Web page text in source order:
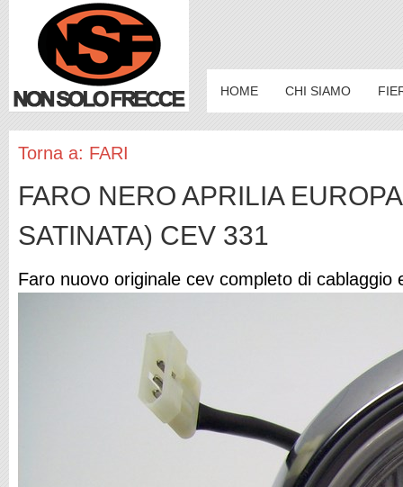
HOME CHI SIAMO
Torna a: FARI
FARO NERO APRILIA
SATINATA) CEV 331
Faro nuovo originale cev completo di cablaggio